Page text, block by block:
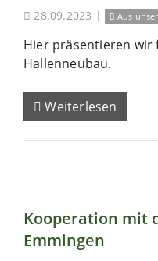
28.09.2023 | Aus
Hier präsentieren wir
Hallenneubau.
Weiterlesen
Kooperation mit
Emmingen